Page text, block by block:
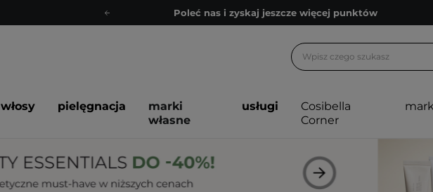
Poleć nas i zyskaj jeszcze więcej punktów
Bezpłatne konsultacje kosmetologiczne
Poleć nas i zyskaj jeszcze więcej punktów
włosy pielęgnacja
marki
własne
usługi
Cosibella
Corner